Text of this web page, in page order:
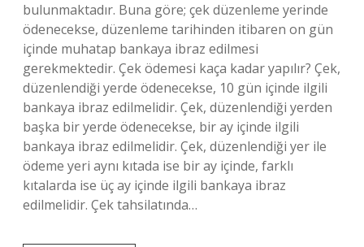
bulunmaktadır. Buna göre; çek düzenleme yerinde
ödenecekse, düzenleme tarihinden itibaren on gün
içinde muhatap bankaya ibraz edilmesi
gerekmektedir. Çek ödemesi kaça kadar yapılır? Çek,
düzenlendiği yerde ödenecekse, 10 gün içinde ilgili
bankaya ibraz edilmelidir. Çek, düzenlendiği yerden
başka bir yerde ödenecekse, bir ay içinde ilgili
bankaya ibraz edilmelidir. Çek, düzenlendiği yer ile
ödeme yeri aynı kıtada ise bir ay içinde, farklı
kıtalarda ise üç ay içinde ilgili bankaya ibraz
edilmelidir. Çek tahsilatında…